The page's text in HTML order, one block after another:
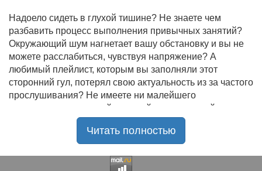
Надоело сидеть в глухой тишине? Не знаете чем
разбавить процесс выполнения привычных занятий?
Окружающий шум нагнетает вашу обстановку и вы не
можете расслабиться, чувствуя напряжение? А
любимый плейлист, которым вы заполняли этот
сторонний гул, потерял свою актуальность из за частого
прослушивания? Не имеете ни малейшего
представления, где найти новый качественный контент
на замену старому? В таком случае вы обратились по
радостью приветствует своих старых и новых
Читать полностью